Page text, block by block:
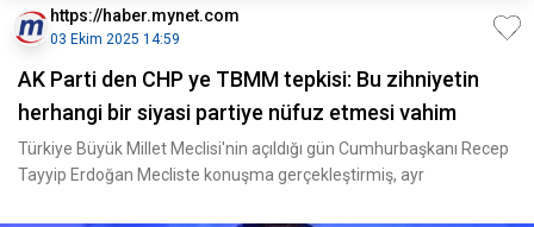
https://haber.mynet.com
03 Ekim 2025 14:59
AK Parti den CHP ye TBMM tepkisi: Bu zihniyetin
herhangi bir siyasi partiye nüfuz etmesi vahim
Türkiye Büyük Millet Meclisi'nin açıldığı gün Cumhurbaşkanı Recep
Tayyip Erdoğan Mecliste konuşma gerçekleştirmiş, ayr